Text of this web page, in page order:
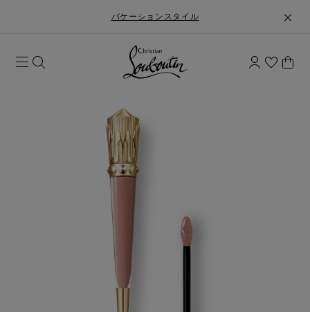
バケーションスタイル